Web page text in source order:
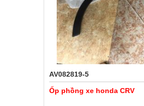
AV082819-5
Ốp phồng xe honda CRV